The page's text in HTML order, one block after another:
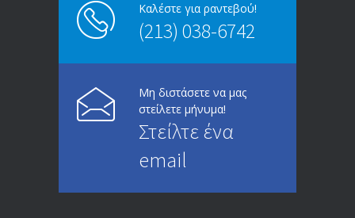
Καλέστε για ραντεβού!
(213) 038-6742
Μη διστάσετε να μας
στείλετε μήνυμα!
Στείλτε ένα
email